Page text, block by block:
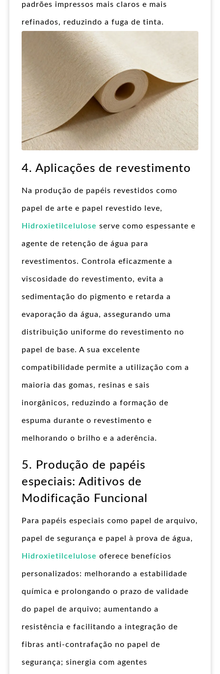
padrões impressos mais claros e mais
refinados, reduzindo a fuga de tinta.
4. Aplicações de revestimento
Na produção de papéis revestidos como
papel de arte e papel revestido leve,
Hidroxietilcelulose serve como espessante e
agente de retenção de água para
revestimentos. Controla eficazmente a
viscosidade do revestimento, evita a
sedimentação do pigmento e retarda a
evaporação da água, assegurando uma
distribuição uniforme do revestimento no
papel de base. A sua excelente
compatibilidade permite a utilização com a
maioria das gomas, resinas e sais
inorgânicos, reduzindo a formação de
espuma durante o revestimento e
melhorando o brilho e a aderência.
5. Produção de papéis
especiais: Aditivos de
Modificação Funcional
Para papéis especiais como papel de arquivo,
papel de segurança e papel à prova de água,
Hidroxietilcelulose oferece benefícios
personalizados: melhorando a estabilidade
química e prolongando o prazo de validade
do papel de arquivo; aumentando a
resistência e facilitando a integração de
fibras anti-contrafação no papel de
segurança; sinergia com agentes